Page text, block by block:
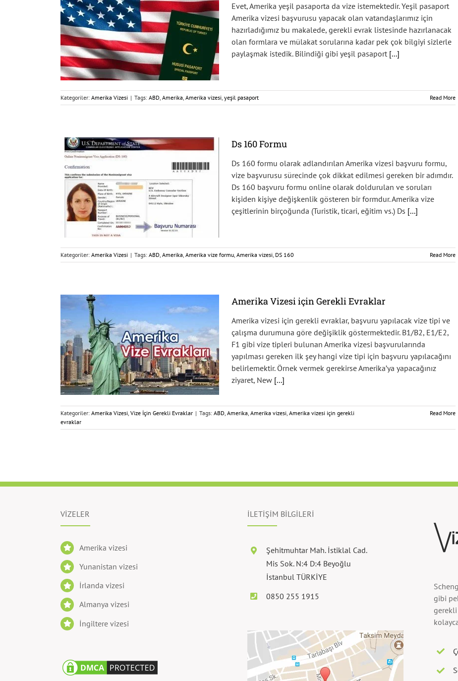
Evet, Amerika yeşil pasaporta da vize istemektedir. Yeşil pasaport
Amerika vizesi başvurusu yapacak olan vatandaşlarımız için
hazırladığımız bu makalede, gerekli evrak listesinde hazırlanacak
olan formlara ve mülakat sorularına kadar pek çok bilgiyi sizlerle
paylaşmak istedik. Bilindiği gibi yeşil pasaport [...]
Kategoriler: Amerika Vizesi | Tags: ABD, Amerika, Amerika vizesi, yeşil pasaport Read More
Ds 160 Formu
Ds 160 formu olarak adlandırılan Amerika vizesi başvuru formu,
vize başvurusu sürecinde çok dikkat edilmesi gereken bir adımdır.
Ds 160 başvuru formu online olarak doldurulan ve soruları
kişiden kişiye değişkenlik gösteren bir formdur. Amerika vize
çeşitlerinin birçoğunda (Turistik, ticari, eğitim vs.) Ds [...]
Kategoriler: Amerika Vizesi | Tags: ABD, Amerika, Amerika vize formu, Amerika vizesi, DS 160 Read More
Amerika Vizesi için Gerekli Evraklar
Amerika vizesi için gerekli evraklar, başvuru yapılacak vize tipi ve
çalışma durumuna göre değişiklik göstermektedir. B1/B2, E1/E2,
F1 gibi vize tipleri bulunan Amerika vizesi başvurularında
yapılması gereken ilk şey hangi vize tipi için başvuru yapılacağını
belirlemektir. Örnek vermek gerekirse Amerika’ya yapacağınız
ziyaret, New [...]
Kategoriler: Amerika Vizesi Vize İçin Gerekli Evraklar | Tags: ABD Amerika Amerika vizesi Amerika vizesi için gerekli
evraklar
Read More
VİZELER
Amerika vizesi
Yunanistan vizesi
İrlanda vizesi
Almanya vizesi
İngiltere vizesi
İLETİŞİM BİLGİLERİ
Şehitmuhtar Mah. İstiklal Cad.
Mis Sok. N:4 D:4 Beyoğlu
İstanbul TÜRKİYE
0850 255 1915
gibi